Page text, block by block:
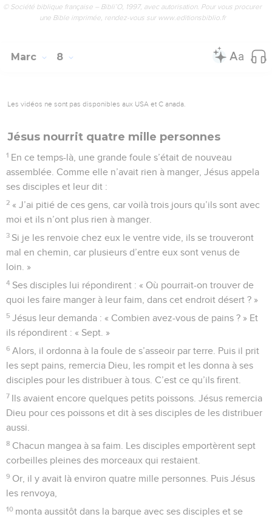
© Société biblique française – Bibli’O, 1997, avec autorisation. Pour vous procurer
une Bible imprimée, rendez-vous sur www.editionsbiblio.fr
Marc 8
Les vidéos ne sont pas disponibles aux USA et C anada.
Jésus nourrit quatre mille personnes
1 En ce temps-là, une grande foule s’était de nouveau
assemblée. Comme elle n’avait rien à manger, Jésus appela
ses disciples et leur dit :
2 « J’ai pitié de ces gens, car voilà trois jours qu’ils sont avec
moi et ils n’ont plus rien à manger.
3 Si je les renvoie chez eux le ventre vide, ils se trouveront
mal en chemin, car plusieurs d’entre eux sont venus de
loin. »
4 Ses disciples lui répondirent : « Où pourrait-on trouver de
quoi les faire manger à leur faim, dans cet endroit désert ? »
5 Jésus leur demanda : « Combien avez-vous de pains ? » Et
ils répondirent : « Sept. »
6 Alors, il ordonna à la foule de s’asseoir par terre. Puis il prit
les sept pains, remercia Dieu, les rompit et les donna à ses
disciples pour les distribuer à tous. C’est ce qu’ils firent.
7 Ils avaient encore quelques petits poissons. Jésus remercia
Dieu pour ces poissons et dit à ses disciples de les distribuer
aussi.
8 Chacun mangea à sa faim. Les disciples emportèrent sept
corbeilles pleines des morceaux qui restaient.
9 Or, il y avait là environ quatre mille personnes. Puis Jésus
les renvoya,
10 monta aussitôt dans la barque avec ses disciples et se